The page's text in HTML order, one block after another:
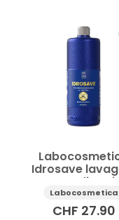
Idrosave
auto
senzaLabocosmetica
CHF 27.90